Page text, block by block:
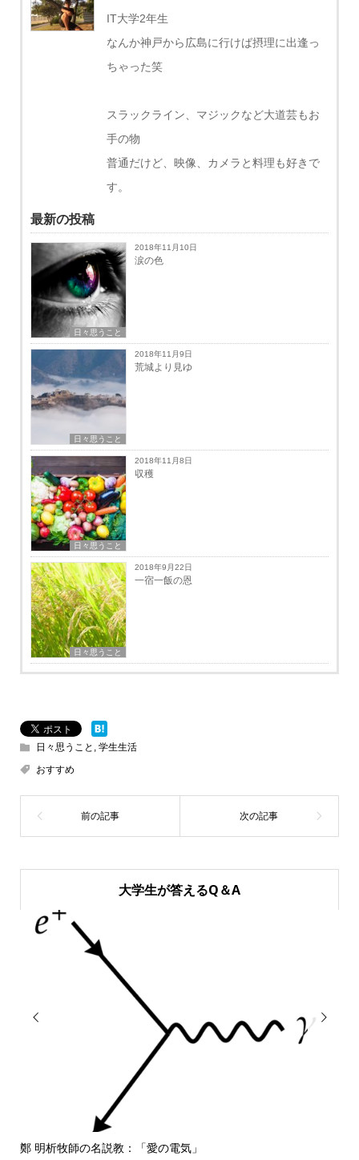
IT大学2年生
なんか神戸から広島に行けば摂理に出逢っ
ちゃった笑
スラックライン、マジックなど大道芸もお
手の物
普通だけど、映像、カメラと料理も好きで
す。
最新の投稿
日々思うこと
2018年11月10日
涙の色
日々思うこと
2018年11月9日
荒城より見ゆ
日々思うこと
2018年11月8日
収穫
日々思うこと
2018年9月22日
一宿一飯の恩
日々思うこと , 学生生活
おすすめ
大学生が答えるQ＆A

鄭 明析牧師の名説教：「愛の電気」
